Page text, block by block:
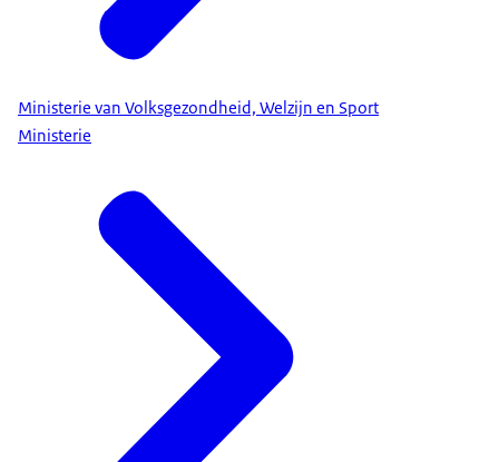
Ministerie van Volksgezondheid, Welzijn en Sport
Ministerie